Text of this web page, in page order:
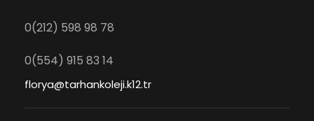
0(212) 598 98 78
0(554) 915 83 14
florya@tarhankoleji.k12.tr